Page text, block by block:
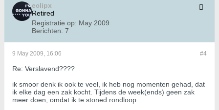
eclipx
Retired
Registratie op: May 2009
Berichten: 7
#4
9 May 2009, 16:06
Re: Verslavend????
ik smoor denk ik ook te veel, ik heb nog momenten gehad, dat
ik elke dag een zak kocht. Tijdens de week(ends) geen zak
meer doen, omdat ik te stoned rondloop